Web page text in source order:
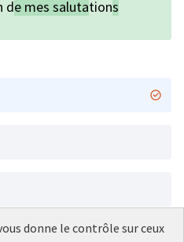
de mes salutations
donne le contrôle sur ceux